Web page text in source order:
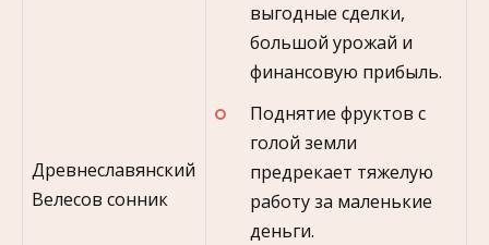
Древнеславянский
Велесов сонник
выгодные сделки,
большой урожай и
финансовую прибыль.
Поднятие фруктов с
голой земли
предрекает тяжелую
работу за маленькие
деньги.